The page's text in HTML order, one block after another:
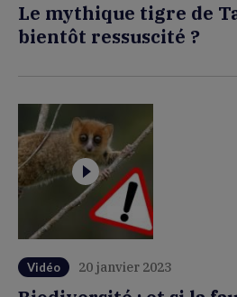
Le mythique tigre de
bientôt ressuscité ?
Vidéo 20 janvier 2023